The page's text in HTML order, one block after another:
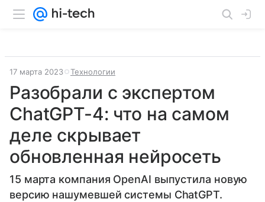
17 марта 2023 Технологии
Разобрали с экспертом
ChatGPT-4: что на самом
деле скрывает
обновленная нейросеть
15 марта компания OpenAI выпустила новую
версию нашумевшей системы ChatGPT.